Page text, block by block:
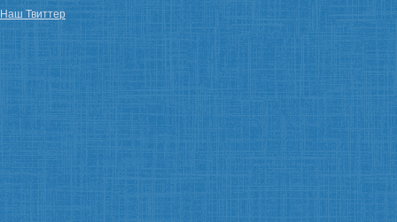
Наш Твиттер